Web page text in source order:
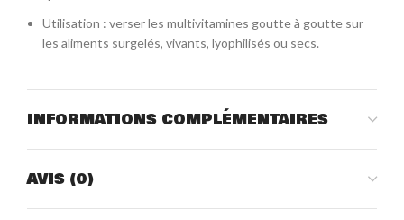
Utilisation : verser les multivitamines goutte à goutte sur
les aliments surgelés, vivants, lyophilisés ou secs.
INFORMATIONS COMPLÉMENTAIRES
AVIS (0)